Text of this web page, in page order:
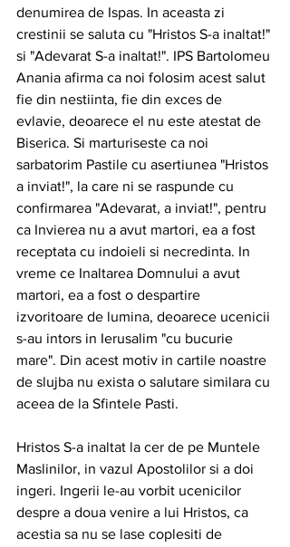
denumirea de Ispas. In aceasta zi
crestinii se saluta cu "Hristos S-a inaltat!"
si "Adevarat S-a inaltat!". IPS Bartolomeu
Anania afirma ca noi folosim acest salut
fie din nestiinta, fie din exces de
evlavie, deoarece el nu este atestat de
Biserica. Si marturiseste ca noi
sarbatorim Pastile cu asertiunea "Hristos
a inviat!", la care ni se raspunde cu
confirmarea "Adevarat, a inviat!", pentru
ca Invierea nu a avut martori, ea a fost
receptata cu indoieli si necredinta. In
vreme ce Inaltarea Domnului a avut
martori, ea a fost o despartire
izvoritoare de lumina, deoarece ucenicii
s-au intors in Ierusalim "cu bucurie
mare". Din acest motiv in cartile noastre
de slujba nu exista o salutare similara cu
aceea de la Sfintele Pasti.
Hristos S-a inaltat la cer de pe Muntele
Maslinilor, in vazul Apostolilor si a doi
ingeri. Ingerii le-au vorbit ucenicilor
despre a doua venire a lui Hristos, ca
acestia sa nu se lase coplesiti de